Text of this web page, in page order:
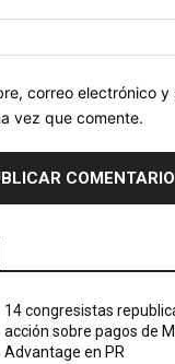
correo electrónico
vez que comente.
14 congresistas
acción sobre pagos de
Advantage en PR